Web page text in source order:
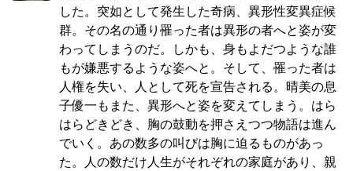
した。突如として発生した奇病、異形性変異症候
群。その名の通り罹った者は異形の者へと姿が変
わってしまうのだ。しかも、身もよだつような誰
もが嫌悪するような姿へと。そして、罹った者は
人権を失い、人として死を宣告される。晴美の息
子優一もまた、異形へと姿を変えてしまう。はら
はらどきどき、胸の鼓動を押さえつつ物語は進ん
でいく。あの数多の叫びは胸に迫るものがあっ
た。人の数だけ人生がそれぞれの家庭があり、親